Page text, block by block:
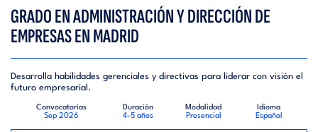
GRADO EN ADMINISTRACIÓN Y DIRECCIÓN DE
EMPRESAS EN MADRID
Desarrolla habilidades gerenciales y directivas para liderar con visión el
futuro empresarial.
Convocatorias
Sep 2026
Duración
4-5 años
Modalidad
Presencial
Idioma
Español